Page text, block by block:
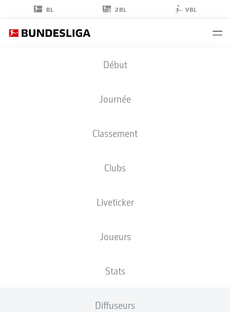
BL 2BL VBL
Début
Journée
Classement
Clubs
Liveticker
Joueurs
Stats
Diffuseurs
PEREIRA CARDOSO
BORUSSIA MÖNCHENGLADBACH